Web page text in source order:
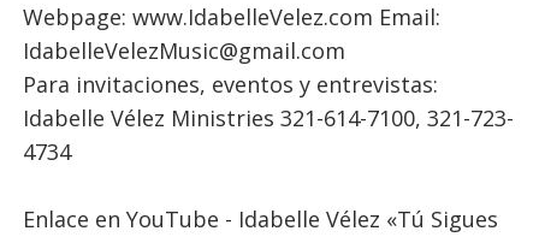
Webpage: www.IdabelleVelez.com Email:
IdabelleVelezMusic@gmail.com
Para invitaciones, eventos y entrevistas:
Idabelle Vélez Ministries 321-614-7100, 321-723-
4734
Enlace en YouTube - Idabelle Vélez «Tú Sigues